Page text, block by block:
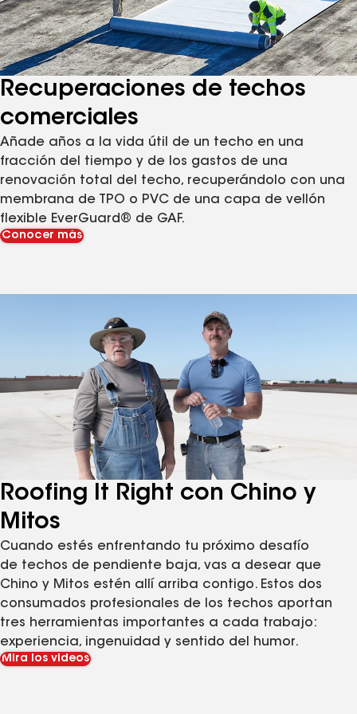
Recuperaciones de techos
comerciales
Añade años a la vida útil de un techo en una
fracción del tiempo y de los gastos de una
renovación total del techo, recuperándolo con una
membrana de TPO o PVC de una capa de vellón
flexible EverGuard® de GAF.
Conocer más
Roofing It Right con Chino y
Mitos
Cuando estés enfrentando tu próximo desafío
de techos de pendiente baja, vas a desear que
Chino y Mitos estén allí arriba contigo. Estos dos
consumados profesionales de los techos aportan
tres herramientas importantes a cada trabajo:
experiencia, ingenuidad y sentido del humor.
Mira los videos